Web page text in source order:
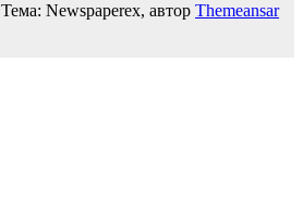
Тема: Newspaperex, автор Themeansar